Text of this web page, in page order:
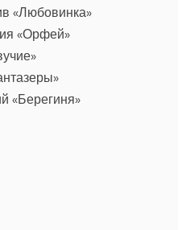
«Любовинка»
«Орфей»
«Берегиня»